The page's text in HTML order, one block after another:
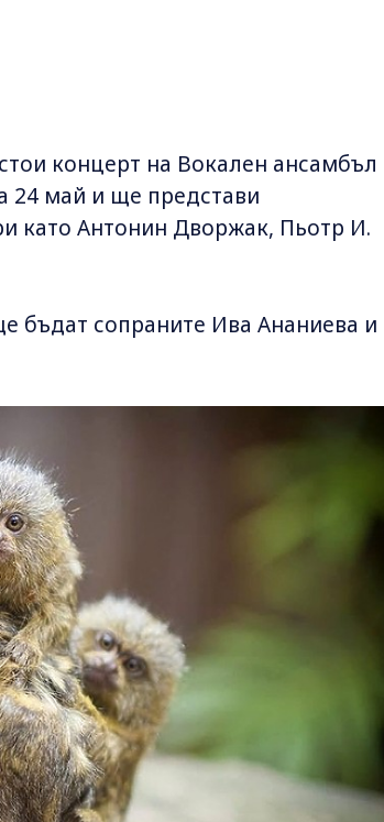
концерт на Вокален ансамбъл
24 май и ще представи
като Антонин Дворжак, Пьотр И.
бъдат сопраните Ива Ананиева и